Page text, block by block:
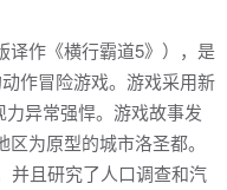
译作《横行霸道5》），是
作冒险游戏。游戏采用新
异常强悍。游戏故事发
为原型的城市洛圣都。
并且研究了人口调查和汽